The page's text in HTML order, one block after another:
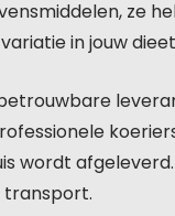
ze
in jouw
wordt
transport.